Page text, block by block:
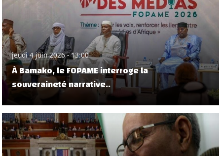
jeudi 4 juin 2026 - 13:00
À Bamako, le FOPAME interroge la
souveraineté narrative..